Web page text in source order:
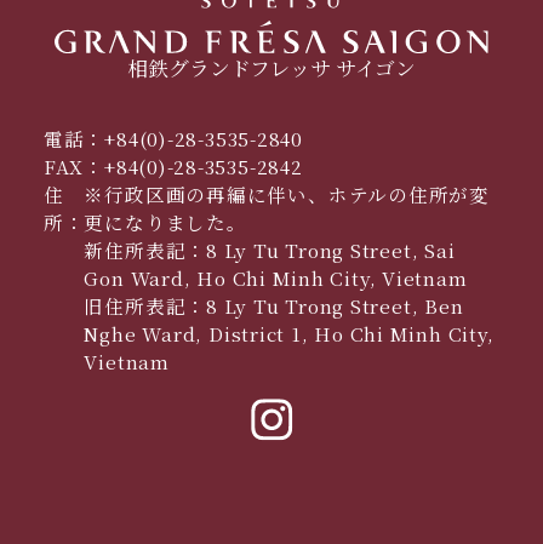
相鉄グランドフレッサ サイゴン
電話：+84(0)-28-3535-2840
FAX： +84(0)-28-3535-2842
住
所：
※行政区画の再編に伴い、ホテルの住所が変
更になりました。
新住所表記：8 Ly Tu Trong Street, Sai
Gon Ward, Ho Chi Minh City, Vietnam
旧住所表記：8 Ly Tu Trong Street, Ben
Nghe Ward, District 1, Ho Chi Minh City,
Vietnam